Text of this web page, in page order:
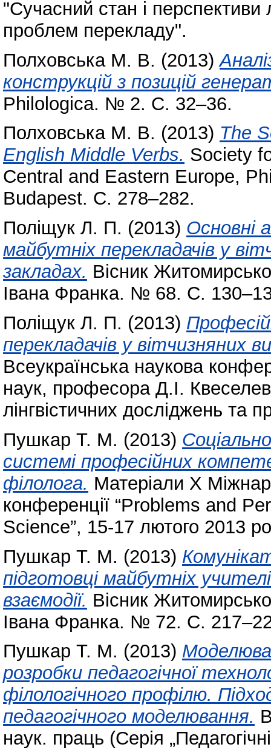
"Сучасний стан і перспективи
проблем перекладу".
Полховська М. В. (2013)
конструкцій з позицій
Philologica. № 2. С. 32–36.
Полховська М. В. (2013) The
English Middle Verbs. Society
Central and Eastern Europe,
Budapest. С. 278–282.
Поліщук Л. П. (2013) Основні
майбутніх перекладачів у
закладах. Вісник
Івана Франка. № 68. С.
Поліщук Л. П. (2013)
перекладачів у вітчизняних
Всеукраїнська наукова
наук, професора Д.І.
лінгвістичних досліджень та
Пушкар Т. М. (2013)
системі професійних
філолога. Матеріали Х
конференції “Problems and
Science”, 15-17 лютого 2013
Пушкар Т. М. (2013)
підготовці майбутніх
взаємодії. Вісник
Івана Франка. № 72. С.
Пушкар Т. М. (2013)
розробки педагогічної
філологічного профілю.
педагогічного моделювання.
наук. праць (Серія